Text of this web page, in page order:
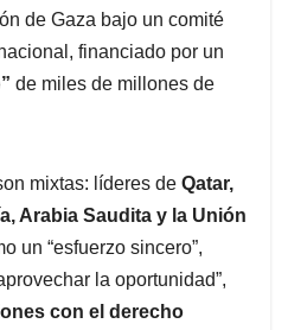
de Gaza bajo un comité
financiado por un
de miles de millones de
mixtas: líderes de Qatar,
Arabia Saudita y la Unión
un “esfuerzo sincero”,
la oportunidad”,
con el derecho